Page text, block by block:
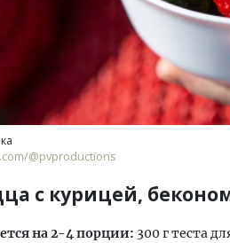
@pvproductions
с курицей,
на 2-4 порции: 300 г теста